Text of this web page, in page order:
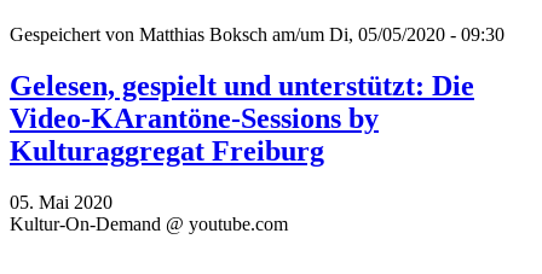
Gespeichert von Matthias Boksch am/um Di, 05/05/2020 - 09:30
Gelesen, gespielt und unterstützt: Die
Video-KArantöne-Sessions by
Kulturaggregat Freiburg
05. Mai 2020
Kultur-On-Demand @ youtube.com